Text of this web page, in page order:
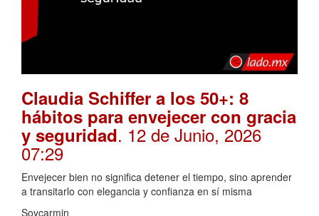
Claudia Schiffer a los 50+: 8
hábitos para envejecer con gracia
y seguridad. 12 de Junio, 2026
07:29
Envejecer bien no significa detener el tiempo, sino aprender
a transitarlo con elegancia y confianza en sí misma
Soycarmin